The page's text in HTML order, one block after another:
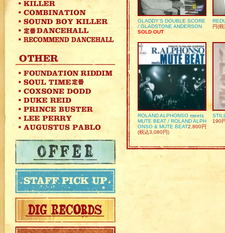
GLADDY’S DOUBLE SCORE
/ GLADSTONE ANDERSON
SOLD OUT
円(
ROLAND ALPHONSO meets
MUTE BEAT / ROLAND ALPH
ONSO & MUTE BEAT2,800円
(税込3,080円)
190